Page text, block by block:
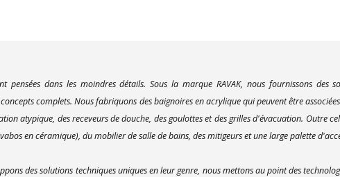
dans les moindres détails. Sous la marque RAVAK, nous fournissons des
complets. Nous fabriquons des baignoires en acrylique qui peuvent être
atypique, des receveurs de douche, des goulottes et des grilles d'évacuation. Outre
en céramique), du mobilier de salle de bains, des mitigeurs et une large palette
des solutions techniques uniques en leur genre, nous mettons au point des